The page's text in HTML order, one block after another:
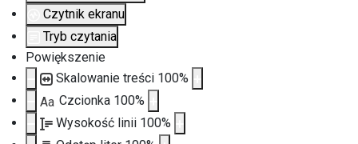
Czytnik ekranu
Tryb czytania
Powiększenie
Skalowanie treści 100%
Aa Czcionka 100%
Wysokość linii 100%